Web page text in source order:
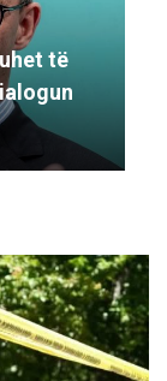
të